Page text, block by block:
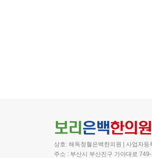
상호: 해독청혈은백한의원 | 사업자
주소 : 부산시 부산진구 가야대로